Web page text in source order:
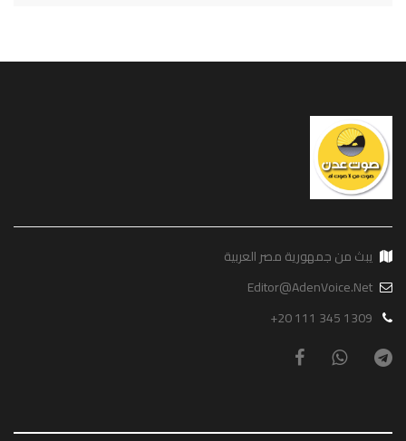
يبث من جمهورية مصر العربية
Editor@AdenVoice.Net
+20 111 345 1309